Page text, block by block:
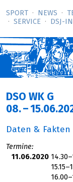
SPORT NEWS
SERVICE
DSJ-­
DSO WK G
08. –
Daten & Fakten
Termine:
11.06.2020